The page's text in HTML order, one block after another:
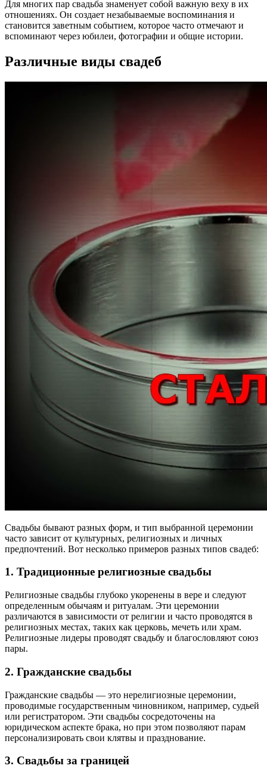
Для многих пар свадьба знаменует собой важную веху в их
отношениях. Он создает незабываемые воспоминания и
становится заветным событием, которое часто отмечают и
вспоминают через юбилеи, фотографии и общие истории.
Различные виды свадеб
Свадьбы бывают разных форм, и тип выбранной церемонии
часто зависит от культурных, религиозных и личных
предпочтений. Вот несколько примеров разных типов свадеб:
1. Традиционные религиозные свадьбы
Религиозные свадьбы глубоко укоренены в вере и следуют
определенным обычаям и ритуалам. Эти церемонии
различаются в зависимости от религии и часто проводятся в
религиозных местах, таких как церковь, мечеть или храм.
Религиозные лидеры проводят свадьбу и благословляют союз
пары.
2. Гражданские свадьбы
Гражданские свадьбы — это нерелигиозные церемонии,
проводимые государственным чиновником, например, судьей
или регистратором. Эти свадьбы сосредоточены на
юридическом аспекте брака, но при этом позволяют парам
персонализировать свои клятвы и празднование.
3. Свадьбы за границей